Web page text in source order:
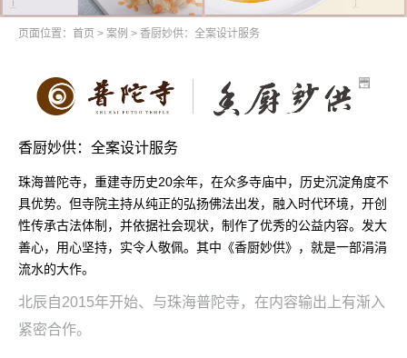
页面位置： 首页 > 案例 > 香厨妙供：全案设计服务
香厨妙供：全案设计服务
珠海普陀寺，重建寺历史20余年，在众多寺庙中，历史沉淀角度不
具优势。但寺院主持从纯正的弘扬佛法出发，融入时代环境，开创
性传承古法体制，并依据社会现状，制作了优秀的公益内容。发大
善心，用心坚持，实令人敬佩。其中《香厨妙供》，就是一部涓涓
流水的大作。
北辰自2015年开始、与珠海普陀寺，在内容输出上有渐入
紧密合作。